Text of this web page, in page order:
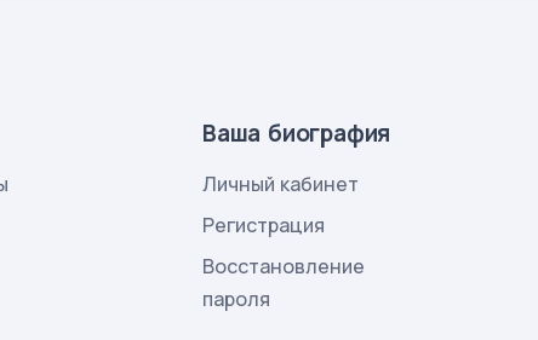
Ваша биография
Личный кабинет
Регистрация
Восстановление
пароля